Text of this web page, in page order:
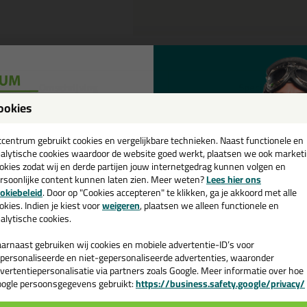
Specificaties
303 Crêpe tape beige 50mtr in
de KIP 303 Crêpe tape beige 50mtr in 50mm vandaag nog! Vandaag
je meer weten over de toepassing en kenmerken van dit product?
gebruikt cookies en vergelijkbare technieken. Naast functionele en
cookies waardoor de website goed werkt, plaatsen we ook
zodat wij en derde partijen jouw internetgedrag kunnen volgen en
content kunnen laten zien. Meer weten?Lees hier ons
. Door op "Cookies accepteren" te klikken, ga je akkoord met alle
Indien je kiest voorweigeren, plaatsen we alleen functionele en
cookies.
gebruiken wij cookies en mobiele advertentie-ID’s voor
en niet-gepersonaliseerde advertenties, waaronder
via partners zoals Google. Meer informatie over hoe
persoonsgegevens gebruikt:https://business.safety.google/privacy/
💚
en ontvang een
€35,-bij je eerste bestelling!
de actiecode ›